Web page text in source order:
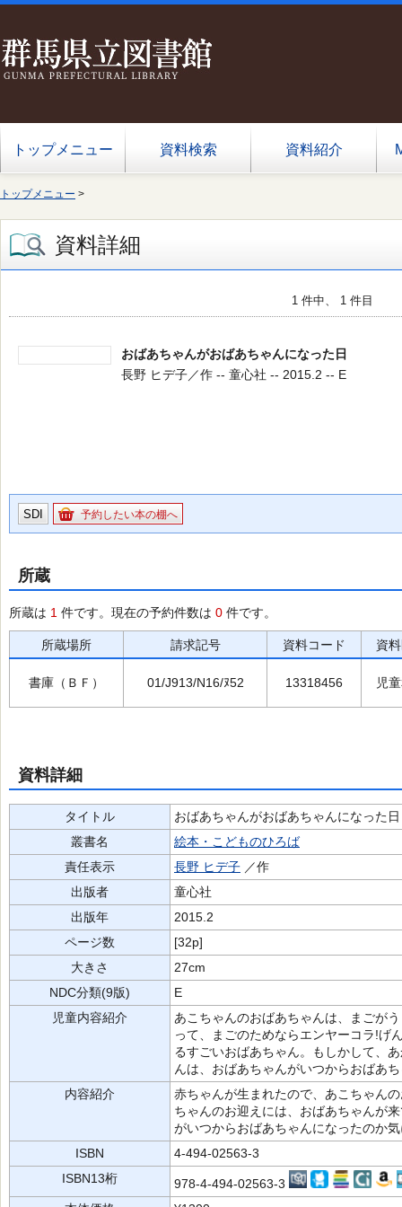
トップメニュー 資料検索 資料紹介
トップメニュー >
資料詳細
1 件中、 1 件目
おばあちゃんがおばあちゃんになった日
長野 ヒデ子／作 -- 童心社 -- 2015.2 -- E
SDI 予約したい本の棚へ
所蔵
所蔵は 1 件です。現在の予約件数は 0 件です。
所蔵場所 請求記号 資料コード 資
書庫（ＢＦ） 01/J913/N16/ﾇ52 13318456 児
資料詳細
タイトル
おばあちゃんがおばあちゃんになった日
叢書名
絵本・こどものひろば
責任表示
長野 ヒデ子 ／作
出版者
童心社
出版年
2015.2
ページ数
[32p]
大きさ
27cm
NDC分類(9版)
E
児童内容紹介
あこちゃんのおばあちゃんは、まごが
って、まごのためならエンヤーコラ!げ
るすごいおばあちゃん。もしかして、
んは、おばあちゃんがいつからおばあ
内容紹介
赤ちゃんが生まれたので、あこちゃん
ちゃんのお迎えには、おばあちゃんが
がいつからおばあちゃんになったのか
ISBN
4-494-02563-3
ISBN13桁
978-4-494-02563-3